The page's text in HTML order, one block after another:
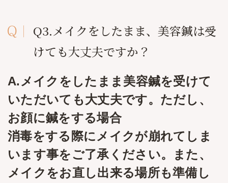
Q3.メイクをしたまま、美容鍼は受
けても大丈夫ですか？
A.メイクをしたまま美容鍼を受けて
いただいても大丈夫です。ただし、
お顔に鍼をする場合
​消毒をする際にメイクが崩れてしま
います事をご了承ください。また、
メイクをお直し出来る場所も準備し